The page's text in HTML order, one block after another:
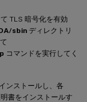
TLS 暗号化を有効
sbin ディレクトリ
コマンドを実行してく
ンストールし、各
書をインストールす